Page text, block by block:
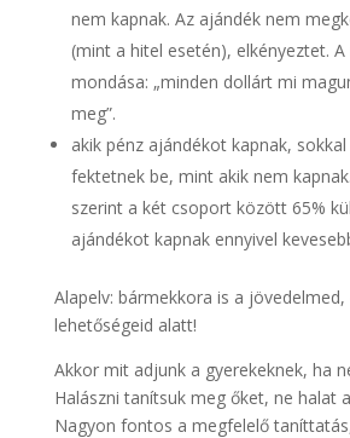
nem kapnak. Az ajándék nem
(mint a hitel esetén), elkényeztet.
mondása: „minden dollárt mi
meg”.
akik pénz ajándékot kapnak,
fektetnek be, mint akik nem
szerint a két csoport között 65%
ajándékot kapnak ennyivel
Alapelv: bármekkora is a
lehetőségeid alatt!
Akkor mit adjunk a gyerekeknek, ha
Halászni tanítsuk meg őket, ne halat
Nagyon fontos a megfelelő